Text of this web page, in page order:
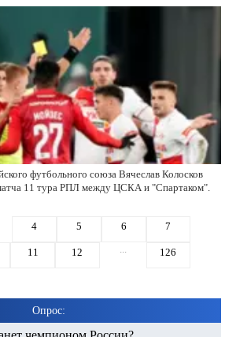
футбольного союза Вячеслав Колосков
11 тура РПЛ между ЦСКА и "Спартаком".
4 5 6 7
11 12 ... 126
Опрос: